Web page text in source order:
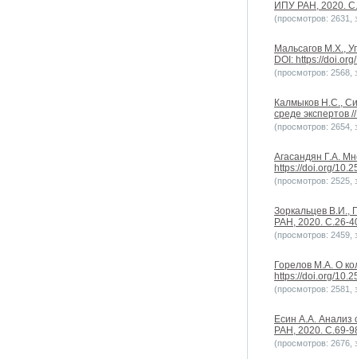
ИПУ РАН, 2020.
(просмотров: 2631,
Мальсагов М.Х.,
DOI: https://
(просмотров: 2568,
Калмыков Н.С.,
среде экспертов
(просмотров: 2654,
Агасандян Г.А.
https://doi.org/
(просмотров: 2525,
Зоркальцев В.И.,
РАН, 2020. С.26-
(просмотров: 2459,
Горелов М.А. О
https://doi.org/
(просмотров: 2581,
Есин А.А. Анализ
РАН, 2020. С.69-
(просмотров: 2676,